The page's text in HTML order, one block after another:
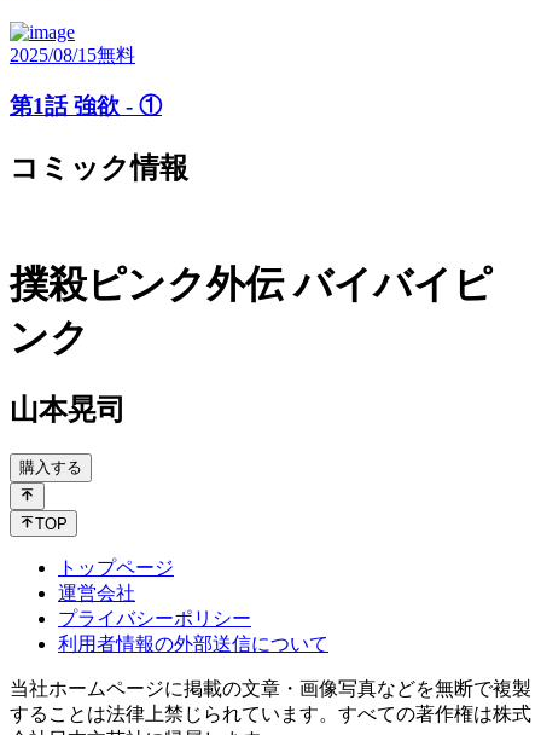
2025/08/15無料
第1話 強欲 - ①
コミック情報
撲殺ピンク外伝 バイバイピ
ンク
山本晃司
購入する
TOP
トップページ
運営会社
プライバシーポリシー
利用者情報の外部送信について
当社ホームページに掲載の文章・画像写真などを無断で複製
することは法律上禁じられています。すべての著作権は株式